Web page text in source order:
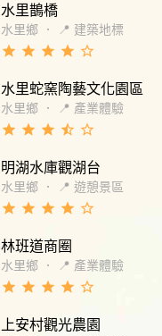
水里鵲橋
水里鄉 ． 📍 建築地標
grade grade grade grade star_border
水里蛇窯陶藝文化園區
水里鄉 ． 📍 產業體驗
grade grade grade star_half star_border
明湖水庫觀湖台
水里鄉 ． 📍 遊憩景區
grade grade grade grade star_border
林班道商圈
水里鄉 ． 📍 產業體驗
grade grade grade grade star_border
上安村觀光農園